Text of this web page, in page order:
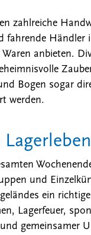
zahlreiche
fahrende Händler
anbieten.
Bogen sogar
werden.
Lagerleben
und
ein
Lagerfeuer,
gemeinsamer